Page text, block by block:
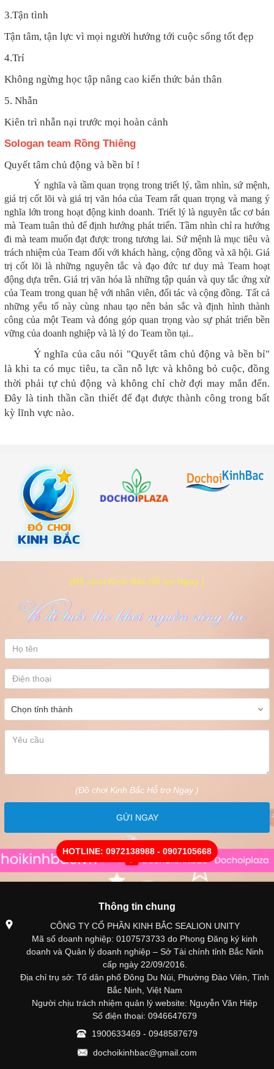
3.Tận tình
Tận tâm, tận lực vì mọi người hướng tới cuộc sống tốt đẹp
4.Trí
Không ngừng học tập nâng cao kiến thức bản thân
5. Nhẫn
Kiên trì nhẫn nại trước mọi hoàn cảnh
Sologan team Rồng Thiêng
Quyết tâm chủ động và bền bỉ !
Ý nghĩa và tầm quan trọng trong triết lý, tầm nhìn, sứ mệnh,
giá trị cốt lõi và giá trị văn hóa của Team rất quan trọng và mang ý
nghĩa lớn trong hoạt động kinh doanh. Triết lý là nguyên tắc cơ bản
mà Team tuân thủ để định hướng phát triển. Tầm nhìn chỉ ra hướng
đi mà team muốn đạt được trong tương lai. Sứ mệnh là mục tiêu và
trách nhiệm của Team đối với khách hàng, cộng đồng và xã hội. Giá
trị cốt lõi là những nguyên tắc và đạo đức tư duy mà Team hoạt
động dựa trên. Giá trị văn hóa là những tập quán và quy tắc ứng xử
của Team trong quan hệ với nhân viên, đối tác và cộng đồng. Tất cả
những yếu tố này cùng nhau tạo nên bản sắc và định hình thành
công của một Team và đóng góp quan trọng vào sự phát triển bền
vững của doanh nghiệp và là lý do Team tồn tại..
Ý nghĩa của câu nói "Quyết tâm chủ động và bền bỉ"
là khi ta có mục tiêu, ta cần nỗ lực và không bỏ cuộc, đồng
thời phải tự chủ động và không chỉ chờ đợi may mắn đến.
Đây là tinh thần cần thiết để đạt được thành công trong bất
kỳ lĩnh vực nào.
(Đồ chơi Kinh Bắc Hỗ trợ Ngay )
(Đồ chơi Kinh Bắc Hỗ trợ Ngay )
GỬI NGAY
HOTLINE: 0972138988 - 0907105668
Thông tin chung
CÔNG TY CỔ PHẦN KINH BẮC SEALION UNITY
Mã số doanh nghiệp: 0107573733 do Phong Đăng ký kinh
doanh và Quản lý doanh nghiệp – Sở Tài chính tỉnh Bắc Ninh
cấp ngày 22/09/2016.
Địa chỉ trụ sở: Tổ dân phố Đông Du Núi, Phường Đào Viên, Tỉnh
Bắc Ninh, Việt Nam
Người chịu trách nhiệm quản lý website: Nguyễn Văn Hiệp
Số điện thoại: 0946647679
1900633469 - 0948587679
dochoikinhbac@gmail.com